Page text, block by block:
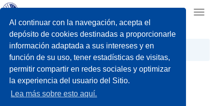
Al continuar con la navegación, acepta el
depósito de cookies destinadas a proporcionarle
información adaptada a sus intereses y en
función de su uso, tener estadísticas de visitas,
permitir compartir en redes sociales y optimizar
la experiencia del usuario del Sitio.
Lea más sobre esto aquí.
Hogar Sillones elevadores Ontario II